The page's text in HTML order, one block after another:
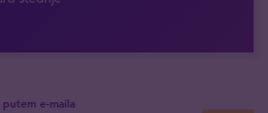
e-maila